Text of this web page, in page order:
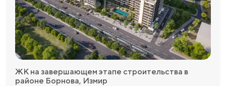
ЖК на завершающем этапе строительства в
районе Борнова, Измир